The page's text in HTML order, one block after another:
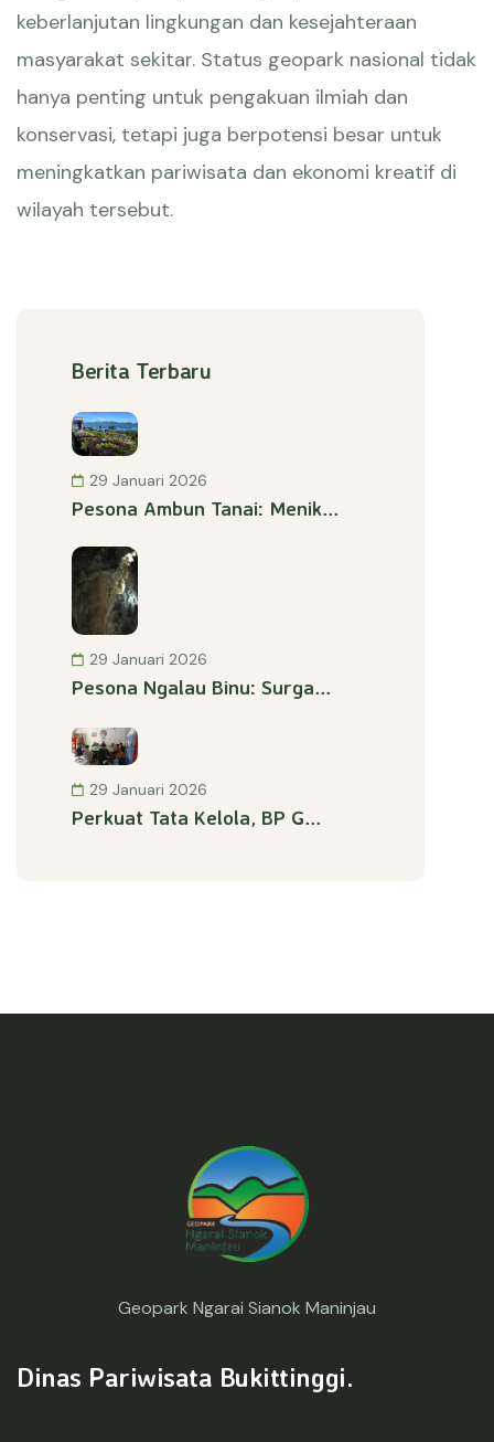
keberlanjutan lingkungan dan kesejahteraan
masyarakat sekitar. Status geopark nasional tidak
hanya penting untuk pengakuan ilmiah dan
konservasi, tetapi juga berpotensi besar untuk
meningkatkan pariwisata dan ekonomi kreatif di
wilayah tersebut.
Berita Terbaru
29 Januari 2026
Pesona Ambun Tanai: Menik...
29 Januari 2026
Pesona Ngalau Binu: Surga...
29 Januari 2026
Perkuat Tata Kelola, BP G...
Geopark Ngarai Sianok Maninjau
Dinas Pariwisata Bukittinggi.